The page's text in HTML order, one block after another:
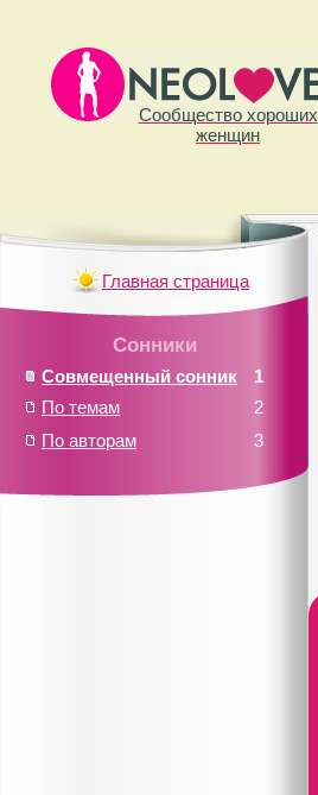
Сообщество хороших
женщин
Главная страница
Сонники
1
Совмещенный сонник
2
По темам
3
По авторам